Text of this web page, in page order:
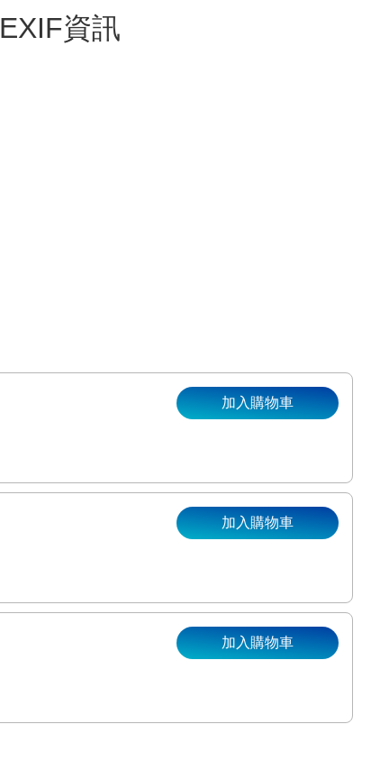
EXIF資訊
加入購物車
加入購物車
加入購物車